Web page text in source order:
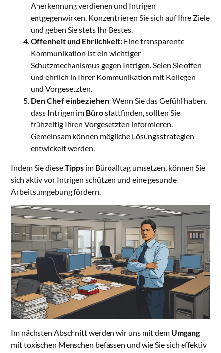
Anerkennung verdienen und Intrigen
entgegenwirken. Konzentrieren Sie sich auf Ihre Ziele
und geben Sie stets Ihr Bestes.
Offenheit und Ehrlichkeit: Eine transparente
Kommunikation ist ein wichtiger
Schutzmechanismus gegen Intrigen. Seien Sie offen
und ehrlich in Ihrer Kommunikation mit Kollegen
und Vorgesetzten.
Den Chef einbeziehen:Wenn Sie das Gefühl haben,
dass Intrigen im Bürostattfinden, sollten Sie
frühzeitig Ihren Vorgesetzten informieren.
Gemeinsam können mögliche Lösungsstrategien
entwickelt werden.
Indem Sie dieseTipps im Büroalltag umsetzen, können Sie
sich aktiv vor Intrigen schützen und eine gesunde
Arbeitsumgebung fördern.
Im nächsten Abschnitt werden wir uns mit dem Umgang
mit toxischen Menschen befassen und wie Sie sich effektiv